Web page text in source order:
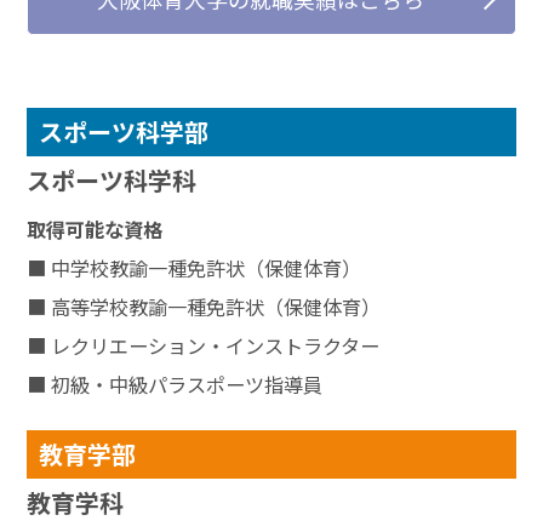
スポーツ科学部
スポーツ科学科
取得可能な資格
■ 中学校教諭一種免許状（保健体育）
■ 高等学校教諭一種免許状（保健体育）
■ レクリエーション・インストラクター
■ 初級・中級パラスポーツ指導員
教育学部
教育学科